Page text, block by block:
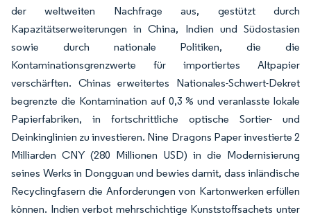
der weltweiten Nachfrage aus, gestützt durch
Kapazitätserweiterungen in China, Indien und Südostasien
sowie durch nationale Politiken, die die
Kontaminationsgrenzwerte für importiertes Altpapier
verschärften. Chinas erweitertes Nationales-Schwert-Dekret
begrenzte die Kontamination auf 0,3 % und veranlasste lokale
Papierfabriken, in fortschrittliche optische Sortier- und
Deinkinglinien zu investieren. Nine Dragons Paper investierte 2
Milliarden CNY (280 Millionen USD) in die Modernisierung
seines Werks in Dongguan und bewies damit, dass inländische
Recyclingfasern die Anforderungen von Kartonwerken erfüllen
können. Indien verbot mehrschichtige Kunststoffsachets unter